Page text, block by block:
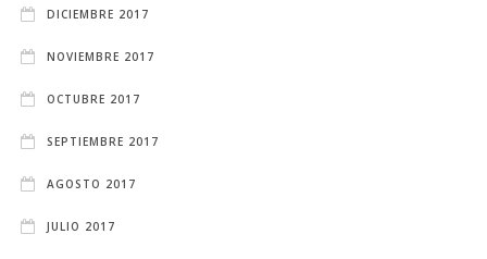
DICIEMBRE 2017
NOVIEMBRE 2017
OCTUBRE 2017
SEPTIEMBRE 2017
AGOSTO 2017
JULIO 2017